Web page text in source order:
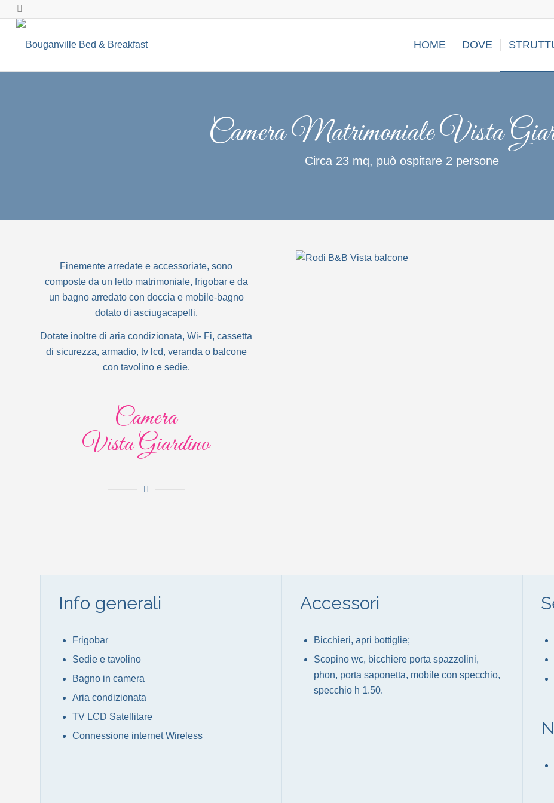
HOME DOVE
Camera Matrimoniale Vista
Circa 23 mq, può ospitare 2 persone
Finemente arredate e accessoriate, sono
composte da un letto matrimoniale, frigobar e da
un bagno arredato con doccia e mobile-bagno
dotato di asciugacapelli.
Dotate inoltre di aria condizionata, Wi- Fi, cassetta
di sicurezza, armadio, tv lcd, veranda o balcone
con tavolino e sedie.
Camera
Vista Giardino
Info generali
Frigobar
Sedie e tavolino
Bagno in camera
Aria condizionata
TV­ LCD Satellitare
Connessione internet Wireless
Accessori
Bicchieri, apri bottiglie;
Scopino wc, bicchiere porta spazzolini,
phon, porta saponetta, mobile con specchio,
specchio h 1.50.